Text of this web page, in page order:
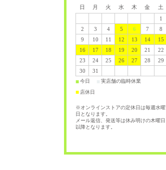
日 月 火 水 木 金
土
1
2
3 4 5 6 7
8
9
10 11 12 13 14
15
16
17 18 19 20 21
22
23
24 25 26 27 28
29
30
31
■今日 実店舗の臨時休業
■ 店休日
※オンラインストアの定休日は毎週水曜
日となります。
メール返信、発送等は休み明けの木曜日
以降となります。